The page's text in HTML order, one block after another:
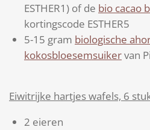
ESTHER1) of de bio cacao
kortingscode ESTHER5
5-15 gram biologische
kokosbloesemsuikervan
Eiwitrijke hartjes wafels, 6
2 eieren